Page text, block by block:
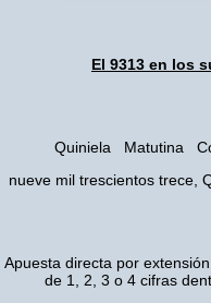
El 9313 en los
Quiniela Matutina
nueve mil trescientos trece,
Apuesta directa por
de 1, 2, 3 o 4 cifras